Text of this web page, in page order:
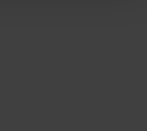
que quieras permitir en tu
ninguna utilizaremos
para la navegación.
cookies